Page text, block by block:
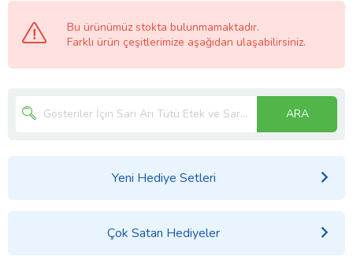
Bu ürünümüz stokta bulunmamaktadır.
Farklı ürün çeşitlerimize aşağıdan ulaşabilirsiniz.
ARA
Yeni Hediye Setleri
Çok Satan Hediyeler